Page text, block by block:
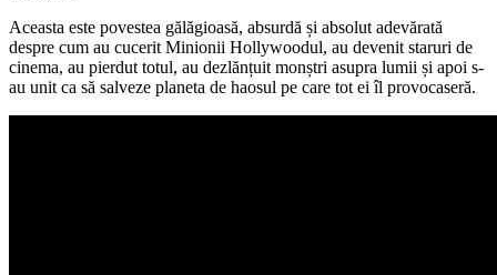
Aceasta este povestea gălăgioasă, absurdă și absolut adevărată
despre cum au cucerit Minionii Hollywoodul, au devenit staruri de
cinema, au pierdut totul, au dezlănțuit monștri asupra lumii și apoi s-
au unit ca să salveze planeta de haosul pe care tot ei îl provocaseră.